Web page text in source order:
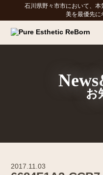
石川県野々市市において、本
美を最優先に
お
2017.11.03